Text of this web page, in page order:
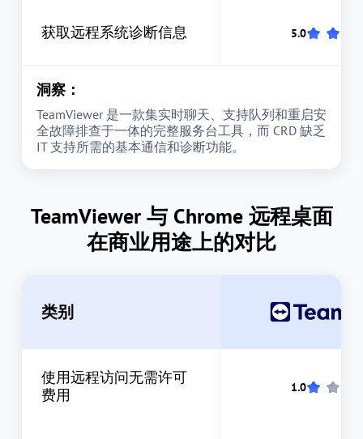
获取远程系统诊断信息
洞察：
TeamViewer 是一款集实时聊天、支持队列和重启安
全故障排查于一体的完整服务台工具，而 CRD 缺乏
IT 支持所需的基本通信和诊断功能。
TeamViewer 与 Chrome 远程桌面
在商业用途上的对比
类别
使用远程访问无需许可
费用